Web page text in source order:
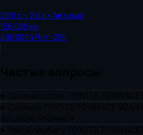
2001 г.• 2.0л• Автомат
156 000км
480 000 ¥Лот: 220